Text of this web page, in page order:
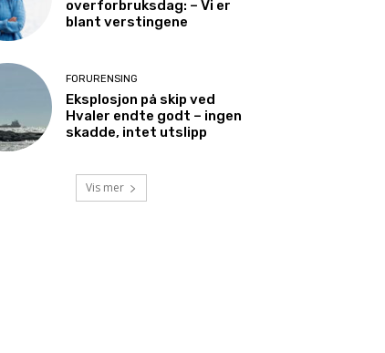
overforbruksdag: – Vi er
blant verstingene
FORURENSING
Eksplosjon på skip ved
Hvaler endte godt – ingen
skadde, intet utslipp
Vis mer